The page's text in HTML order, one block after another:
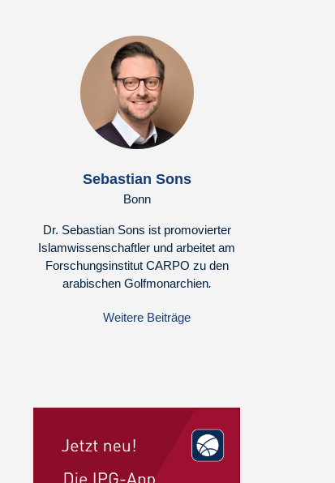
Sebastian Sons
Bonn
Dr. Sebastian Sons ist promovierter
Islamwissenschaftler und arbeitet am
Forschungsinstitut CARPO zu den
arabischen Golfmonarchien.
Weitere Beiträge